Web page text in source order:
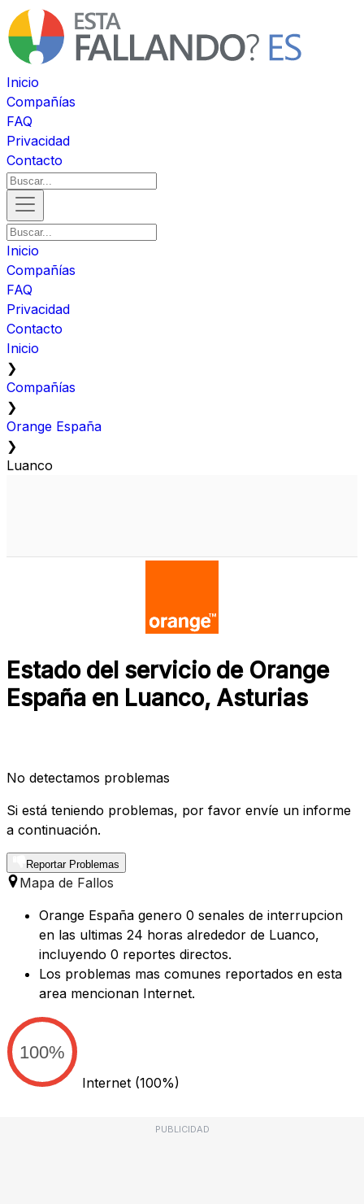
Inicio
Compañías
FAQ
Privacidad
Contacto
Inicio
Compañías
FAQ
Privacidad
Contacto
Inicio
❯
Compañías
❯
Orange España
❯
Luanco
Estado del servicio de Orange
España en Luanco, Asturias
No detectamos problemas
Si está teniendo problemas, por favor envíe un informe
a continuación.
Reportar Problemas
Mapa de Fallos
Orange España genero 0 senales de interrupcion
en las ultimas 24 horas alrededor de Luanco,
incluyendo 0 reportes directos.
Los problemas mas comunes reportados en esta
area mencionan Internet.
100%
Internet (100%)
PUBLICIDAD